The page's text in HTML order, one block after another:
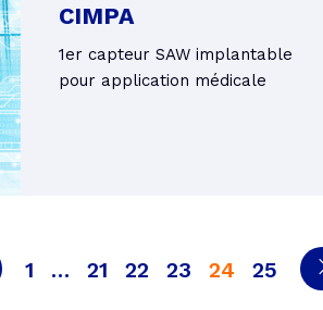
CIMPA
1er capteur SAW implantable
pour application médicale
PagePage
1 … Page
21 Page
22 Page
23 Page
24 Page
25